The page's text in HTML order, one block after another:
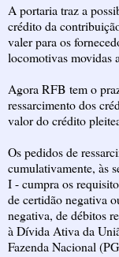
A portaria traz a
crédito da
valer para os
locomotivas movidas
Agora RFB tem o
ressarcimento dos
valor do crédito
Os pedidos de
cumulativamente, às
I - cumpra os
de certidão negativa
negativa, de débitos
à Dívida Ativa da
Fazenda Nacional